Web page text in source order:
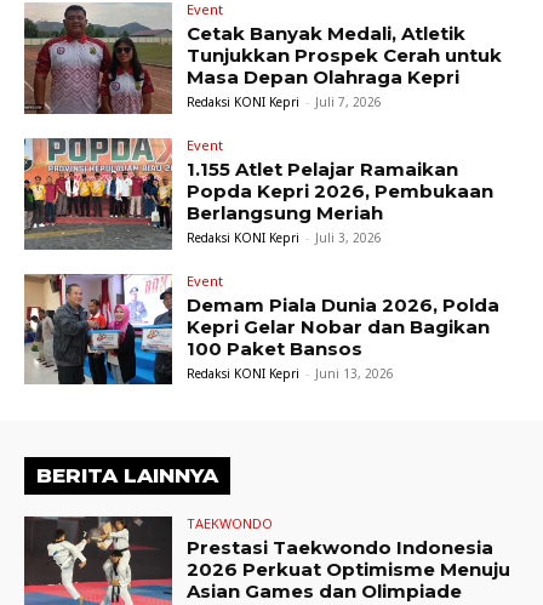
Event
Cetak Banyak Medali, Atletik
Tunjukkan Prospek Cerah untuk
Masa Depan Olahraga Kepri
Redaksi KONI Kepri - Juli 7, 2026
Event
1.155 Atlet Pelajar Ramaikan
Popda Kepri 2026, Pembukaan
Berlangsung Meriah
Redaksi KONI Kepri - Juli 3, 2026
Event
Demam Piala Dunia 2026, Polda
Kepri Gelar Nobar dan Bagikan
100 Paket Bansos
Redaksi KONI Kepri - Juni 13, 2026
BERITA LAINNYA
TAEKWONDO
Prestasi Taekwondo Indonesia
2026 Perkuat Optimisme Menuju
Asian Games dan Olimpiade